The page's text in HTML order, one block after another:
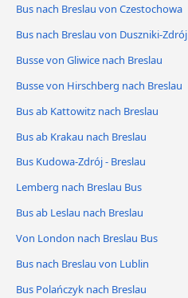
Bus nach Breslau von Czestochowa
Bus nach Breslau von Duszniki-Zdrój
Busse von Gliwice nach Breslau
Busse von Hirschberg nach Breslau
Bus ab Kattowitz nach Breslau
Bus ab Krakau nach Breslau
Bus Kudowa-Zdrój - Breslau
Lemberg nach Breslau Bus
Bus ab Leslau nach Breslau
Von London nach Breslau Bus
Bus nach Breslau von Lublin
Bus Polańczyk nach Breslau